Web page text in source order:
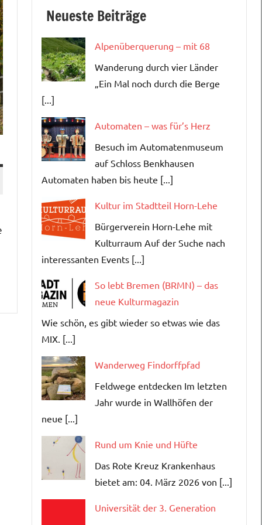
Neueste Beiträge
Alpenüberquerung – mit 68
Wanderung durch vier Länder
„Ein Mal noch durch die Berge
[...]
Automaten – was für’s Herz
Besuch im Automatenmuseum
auf Schloss Benkhausen
Automaten haben bis heute [...]
Kultur im Stadtteil Horn-Lehe
Bürgerverein Horn-Lehe mit
Kulturraum Auf der Suche nach
interessanten Events [...]
So lebt Bremen (BRMN) – das
neue Kulturmagazin
Wie schön, es gibt wieder so etwas wie das
MIX. [...]
Wanderweg Findorffpfad
Feldwege entdecken Im letzten
Jahr wurde in Wallhöfen der
neue [...]
Rund um Knie und Hüfte
Das Rote Kreuz Krankenhaus
bietet am: 04. März 2026 von [...]
Universität der 3. Generation